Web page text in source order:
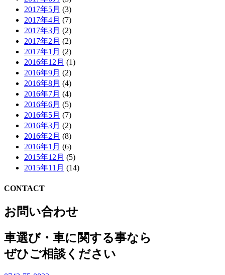
2017年5月 (3)
2017年4月 (7)
2017年3月 (2)
2017年2月 (2)
2017年1月 (2)
2016年12月 (1)
2016年9月 (2)
2016年8月 (4)
2016年7月 (4)
2016年6月 (5)
2016年5月 (7)
2016年3月 (2)
2016年2月 (8)
2016年1月 (6)
2015年12月 (5)
2015年11月 (14)
CONTACT
お問い合わせ
車選び・車に関する事なら
ぜひご相談ください